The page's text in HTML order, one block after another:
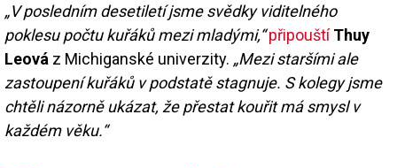
„V posledním desetiletí jsme svědky viditelného
poklesu počtu kuřáků mezi mladými,“připouští Thuy
Leová z Michiganské univerzity. „Mezi staršími ale
zastoupení kuřáků v podstatě stagnuje. S kolegy jsme
chtěli názorně ukázat, že přestat kouřit má smysl v
každém věku.“